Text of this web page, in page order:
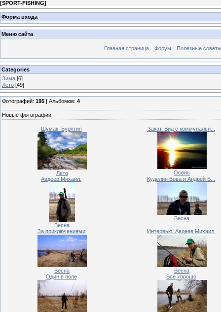
[SPORT-FISHING]
Форма входа
Меню сайта
Главная страница Форум Полезные советы
Categories
Зима [6]
Лето [49]
Фотографий: 195 | Альбомов: 4
Новые фотографии
Шумак. Бурятия
Лето
Закат. Вид с коммунальн...
Осень
Авдеев Михаил.
Весна
Куделин Вова и Андрей Б...
Весна
За приключениями
Весна
Интервью. Авдеев Михаил.
Весна
Один в поле
Всё хорошо